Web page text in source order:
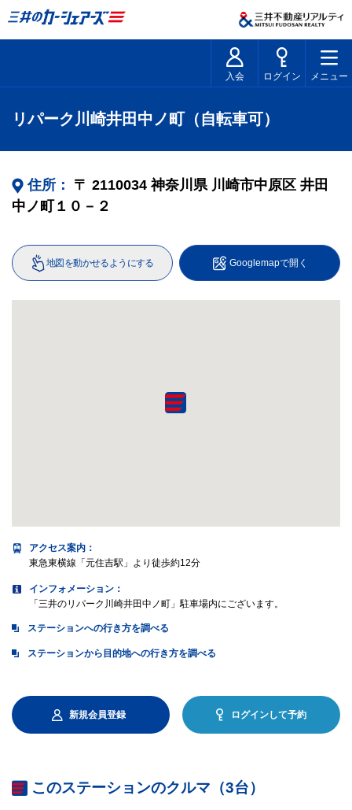
入会 ログイン メニュー
リパーク川崎井田中ノ町（自転車可）
住所： 〒 2110034 神奈川県 川崎市中原区 井田
中ノ町１０－２
地図を動かせるようにする Googlemapで開く
アクセス案内 ：
東急東横線「元住吉駅」より徒歩約12分
インフォメーション：
「三井のリパーク川崎井田中ノ町」駐車場内にございます。
ステーションへの行き方を調べる
ステーションから目的地への行き方を調べる
新規会員登録 ログインして予約
このステーションのクルマ（3台）